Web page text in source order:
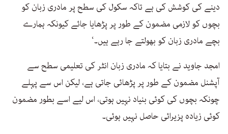
دینے کی کوشش کی ہے تاکہ سکول کی سطح پر مادری زبان کو
بچوں کو لازمی مضمون کے طور پر پڑھایا جائے کیونکہ ہمارے
بچے مادری زبان کو بھولتے جا رہے ہیں۔‘
امجد جاوید نے بتایا کہ مادری زبان انٹر کی تعلیمی سطح سے
آپشنل مضمون کے طور پر پڑھائی جاتی ہے، لیکن اس سے پہلے
چونکہ بچوں کی کوئی بنیاد نہیں ہوتی، اس لیے اسے بطور مضمون
کوئی زیادہ پزیرائی حاصل نہیں ہوئی۔